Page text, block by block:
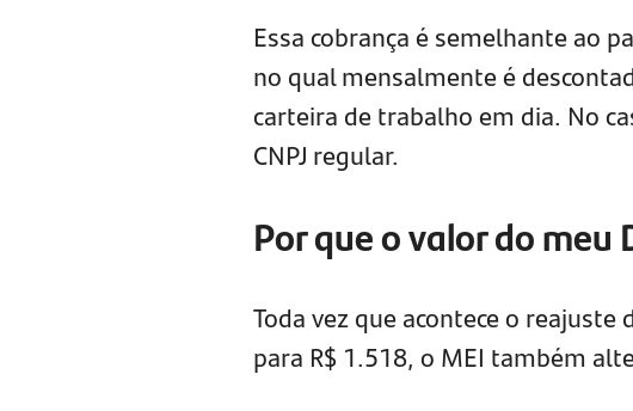
Essa cobrança é semelhante ao
no qual mensalmente é
carteira de trabalho em dia. No
CNPJ regular.
Por que o valor do
Toda vez que acontece o
para R$ 1.518, o MEI também